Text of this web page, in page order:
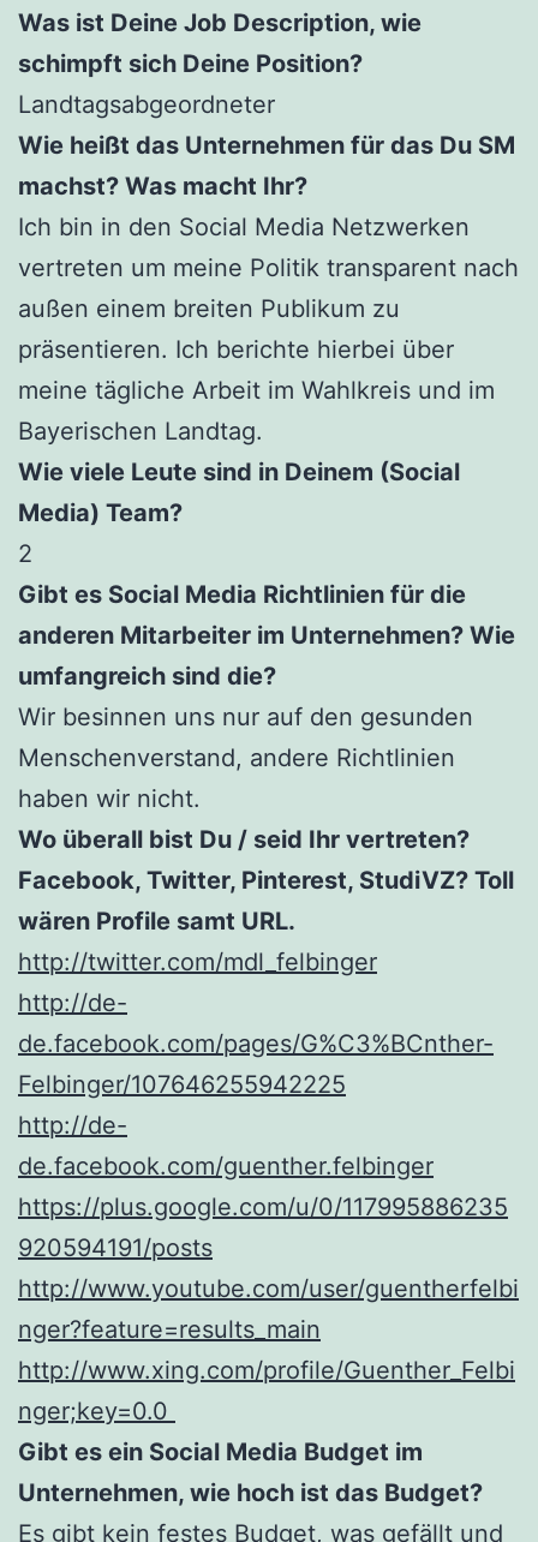
Was ist Deine Job Description, wie
schimpft sich Deine Position?
Landtagsabgeordneter
Wie heißt das Unternehmen für das Du SM
machst? Was macht Ihr?
Ich bin in den Social Media Netzwerken
vertreten um meine Politik transparent nach
außen einem breiten Publikum zu
präsentieren. Ich berichte hierbei über
meine tägliche Arbeit im Wahlkreis und im
Bayerischen Landtag.
Wie viele Leute sind in Deinem (Social
Media) Team?
2
Gibt es Social Media Richtlinien für die
anderen Mitarbeiter im Unternehmen? Wie
umfangreich sind die?
Wir besinnen uns nur auf den gesunden
Menschenverstand, andere Richtlinien
haben wir nicht.
Wo überall bist Du / seid Ihr vertreten?
Facebook, Twitter, Pinterest, StudiVZ? Toll
wären Profile samt URL.
http://twitter.com/mdl_felbinger
http://de-
de.facebook.com/pages/G%C3%BCnther-
Felbinger/107646255942225
http://de-
de.facebook.com/guenther.felbinger
https://plus.google.com/u/0/117995886235
920594191/posts
http://www.youtube.com/user/guentherfelbi
nger?feature=results_main
http://www.xing.com/profile/Guenther_Felbi
nger;key=0.0
Gibt es ein Social Media Budget im
Unternehmen, wie hoch ist das Budget?
Es gibt kein festes Budget, was gefällt und